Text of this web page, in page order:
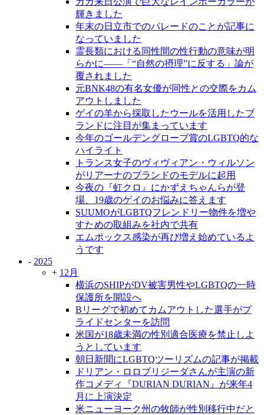
輝きました
年末の日立市でのパレードのことが記事に
なっていました
霊長類における同性間の性行動の意味が明
らかに――「“自然の摂理”に反する」論が
覆されました
元BNK48の有名女優が同性との交際をカム
アウトしました
ゲイの羊から採取したウールを活用したブ
ランドに注目が集まっています
今年のゴールデングローブ賞のLGBTQ的な
ハイライト
トランス女子のヴィヴィアン・ウィルソン
がリアーナのブランドのモデルに起用
今夜の『虹クロ』にかずえちゃんらが登
場、19歳のゲイのお悩みに答えます
SUUMOがLGBTQフレンドリー物件を増や
すための取組みを社内で共有
エムポックス感染が再び増え始めているよ
うです
- 2025
+ 12月
横浜のSHIPがDV被害男性やLGBTQの一時
保護所を開設へ
Bリーグで初めてカムアウトした選手がプ
ライドセンターを訪問
米国が18歳未満の性別適合医療を禁止しよ
うとしています
朝日新聞にLGBTQツーリズムの記事が掲載
ドリアン・ロロブリジーダさんが主演の新
作コメディ『DURIAN DURIAN』が来年4
月に上演決定
米ニューヨーク州の牧師が性別移行中だと